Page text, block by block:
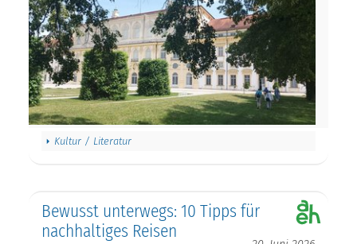
Kultur / Literatur
Bewusst unterwegs: 10 Tipps für
nachhaltiges Reisen